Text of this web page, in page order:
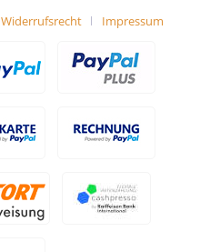
Widerrufsrecht Impressum